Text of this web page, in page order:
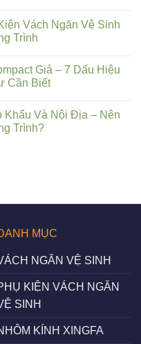
Vách Ngăn Vệ Sinh
Trình
Giả – 7 Dấu Hiệu
Cần Biết
Khẩu Và Nội Địa – Nên
Trình?
MỤC
NGĂN VỆ SINH
KIỆN VÁCH NGĂN
SINH
KÍNH XINGFA